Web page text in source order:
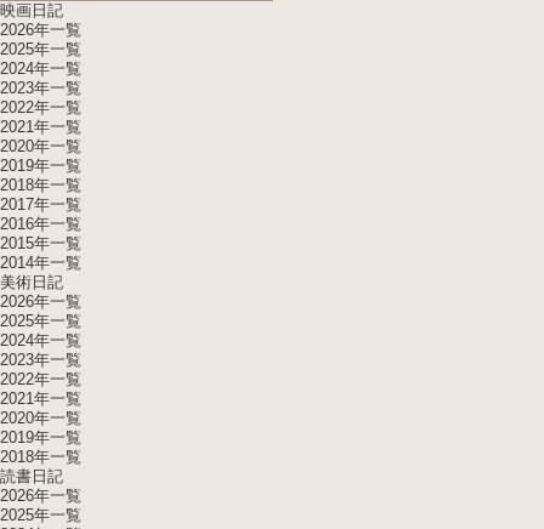
映画日記
2026年一覧
2025年一覧
2024年一覧
2023年一覧
2022年一覧
2021年一覧
2020年一覧
2019年一覧
2018年一覧
2017年一覧
2016年一覧
2015年一覧
2014年一覧
美術日記
2026年一覧
2025年一覧
2024年一覧
2023年一覧
2022年一覧
2021年一覧
2020年一覧
2019年一覧
2018年一覧
読書日記
2026年一覧
2025年一覧